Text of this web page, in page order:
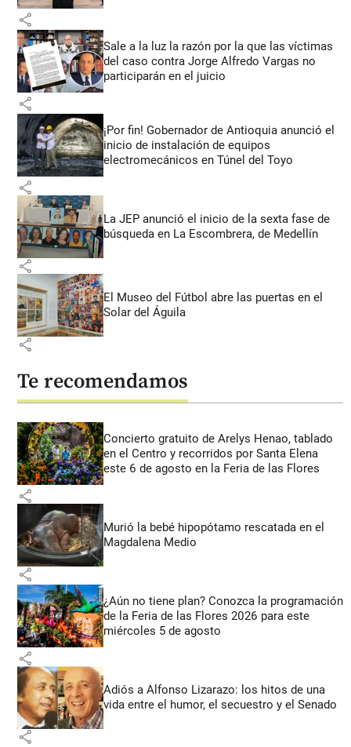
share
Sale a la luz la razón por la que las víctimas
del caso contra Jorge Alfredo Vargas no
participarán en el juicio
share
¡Por fin! Gobernador de Antioquia anunció el
inicio de instalación de equipos
electromecánicos en Túnel del Toyo
share
La JEP anunció el inicio de la sexta fase de
búsqueda en La Escombrera, de Medellín
share
El Museo del Fútbol abre las puertas en el
Solar del Águila
share
Te recomendamos
Concierto gratuito de Arelys Henao, tablado
en el Centro y recorridos por Santa Elena
este 6 de agosto en la Feria de las Flores
share
Murió la bebé hipopótamo rescatada en el
Magdalena Medio
share
¿Aún no tiene plan? Conozca la programación
de la Feria de las Flores 2026 para este
miércoles 5 de agosto
share
Adiós a Alfonso Lizarazo: los hitos de una
vida entre el humor, el secuestro y el Senado
share